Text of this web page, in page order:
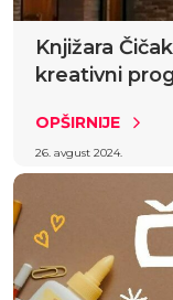
Knjižara
kreativni
OPŠIRNIJE
26. avgust 2024.